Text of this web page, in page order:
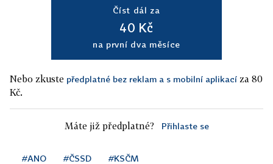
Číst dál za
40 Kč
na první dva měsíce
Nebo zkuste předplatné bez reklam a s mobilní aplikací za 80
Kč.
Máte již předplatné? Přihlaste se
#ANO #ČSSD #KSČM